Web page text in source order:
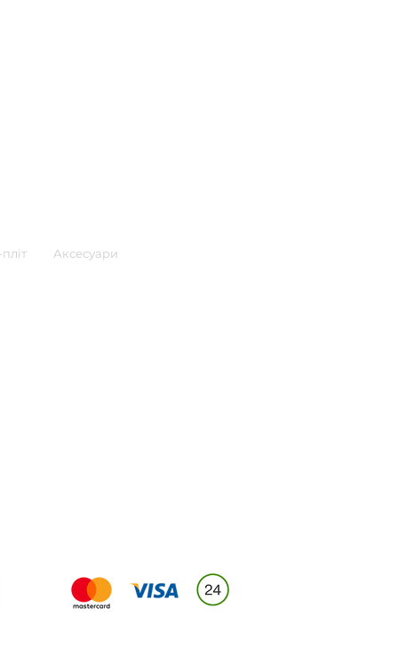
Аксесуари